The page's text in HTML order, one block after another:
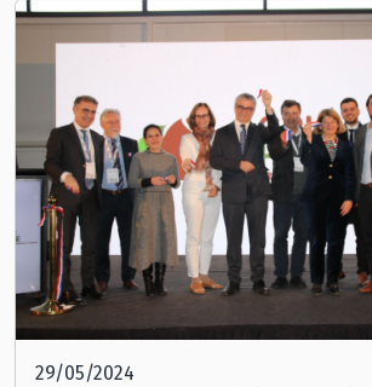
29/05/2024